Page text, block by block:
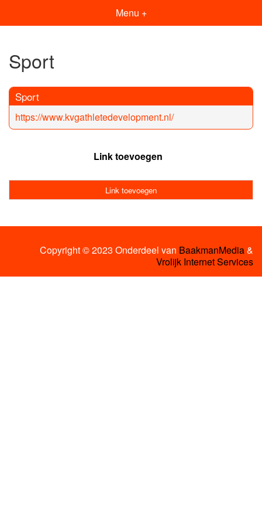
Menu +
Sport
Sport
https://www.kvgathletedevelopment.nl/
Link toevoegen
Link toevoegen
Copyright © 2023 Onderdeel van BaakmanMedia&
Vrolijk Internet Services